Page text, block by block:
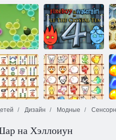
куру
Спрунки: Дуду
Фард
Огонь и Вода 4
линк
Сказочные
питомцы связь
Дизайн Модные
на Хэллоиун